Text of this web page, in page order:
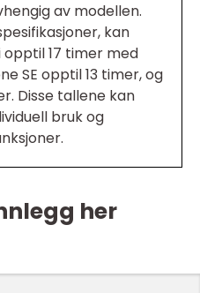
av modellen.
kan
opptil 17 timer med
SE opptil 13 timer, og
Disse tallene kan
bruk og
her